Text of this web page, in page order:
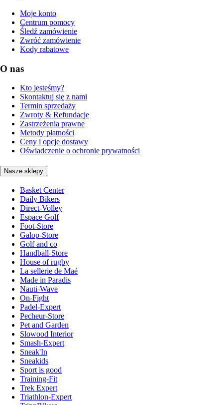
Moje konto
Centrum pomocy
Śledź zamówienie
Zwróć zamówienie
Kody rabatowe
O nas
Kto jesteśmy?
Skontaktuj się z nami
Termin sprzedaży
Zwroty & Refundacje
Zastrzeżenia prawne
Metody płatności
Ceny i opcje dostawy
Oświadczenie o ochronie prywatności
Nasze sklepy
Basket Center
Daily Bikers
Direct-Volley
Espace Golf
Foot-Store
Galop-Store
Golf and co
Handball-Store
House of rugby
La sellerie de Maé
Made in Paradis
Nauti-Wave
On-Fight
Padel-Expert
Pecheur-Store
Pet and Garden
Slowood Interior
Smash-Expert
Sneak'In
Sneakids
Sport is good
Training-Fit
Trek Expert
Triathlon-Expert